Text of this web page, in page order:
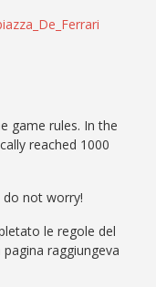
game rules. In the
reached 1000
do not worry!
le regole del
raggiungeva